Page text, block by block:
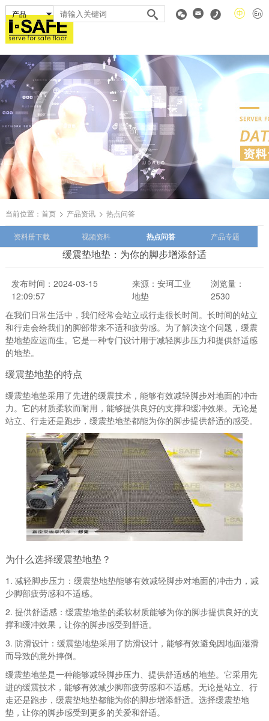
当前位置： 首页 产品资讯 热点问答
资料册下载 视频资料 热点问答 产品专题
缓震垫地垫：为你的脚步增添舒适
发布时间：2024-03-15
12:09:57
来源：安珂工业
地垫
浏览量：
2530
在我们日常生活中，我们经常会站立或行走很长时间。长时间的站立
和行走会给我们的脚部带来不适和疲劳感。为了解决这个问题，缓震
垫地垫应运而生。它是一种专门设计用于减轻脚步压力和提供舒适感
的地垫。
缓震垫地垫的特点
缓震垫地垫采用了先进的缓震技术，能够有效减轻脚步对地面的冲击
力。它的材质柔软而耐用，能够提供良好的支撑和缓冲效果。无论是
站立、行走还是跑步，缓震垫地垫都能为你的脚步提供舒适的感受。
为什么选择缓震垫地垫？
1. 减轻脚步压力：缓震垫地垫能够有效减轻脚步对地面的冲击力，减
少脚部疲劳感和不适感。
2. 提供舒适感：缓震垫地垫的柔软材质能够为你的脚步提供良好的支
撑和缓冲效果，让你的脚步感受到舒适。
3. 防滑设计：缓震垫地垫采用了防滑设计，能够有效避免因地面湿滑
而导致的意外摔倒。
缓震垫地垫是一种能够减轻脚步压力、提供舒适感的地垫。它采用先
进的缓震技术，能够有效减少脚部疲劳感和不适感。无论是站立、行
走还是跑步，缓震垫地垫都能为你的脚步增添舒适。选择缓震垫地
垫，让你的脚步感受到更多的关爱和舒适。